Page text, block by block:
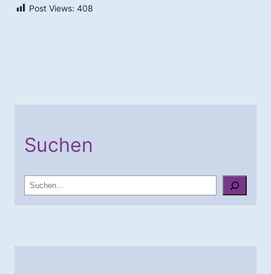
Post Views: 408
Suchen
u